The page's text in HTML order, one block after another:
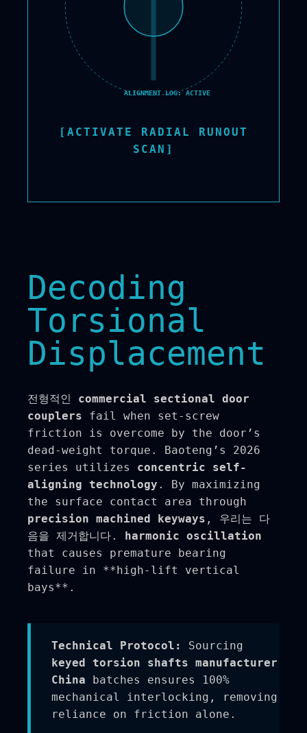
ALIGNMENT LOG: ACTIVE
[ACTIVATE RADIAL RUNOUT
SCAN]
Decoding
Torsional
Displacement
전형적인 commercial sectional door
couplers fail when set-screw
friction is overcome by the door’s
dead-weight torque. Baoteng’s 2026
series utilizes concentric self-
aligning technology . By maximizing
the surface contact area through
precision machined keyways , 우리는 다
음을 제거합니다. harmonic oscillation
that causes premature bearing
failure in **high-lift vertical
bays**.
Technical Protocol:
Sourcing
keyed torsion shafts manufacturer
China batches ensures 100%
mechanical interlocking, removing
reliance on friction alone.